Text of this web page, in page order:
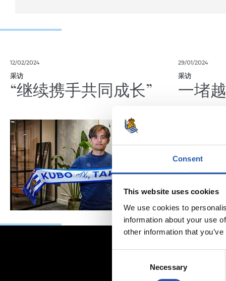
Consent
This website uses cookies
We use cookies to
information about your use
other information that
Necessary
12/02/2024
采访
“继续携手共同成长”
29/01/2024
采访
一堵